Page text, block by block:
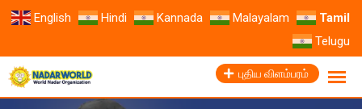
English Hindi Kannada Malayalam
Tamil
Telugu
புதிய விளம்பரம்